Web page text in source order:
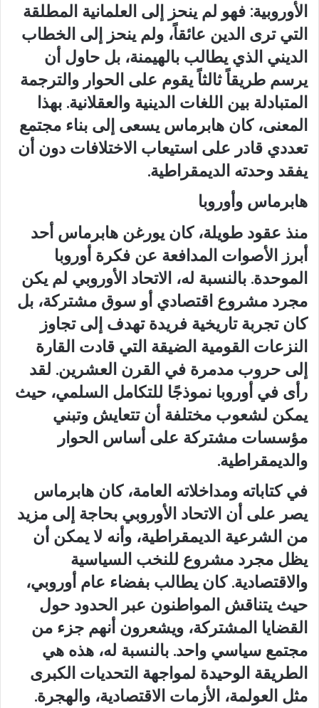
الأوروبية: فهو لم ينحز إلى العلمانية المطلقة
التي ترى الدين عائقاً، ولم ينحز إلى الخطاب
الديني الذي يطالب بالهيمنة، بل حاول أن
يرسم طريقاً ثالثاً يقوم على الحوار والترجمة
المتبادلة بين اللغات الدينية والعقلانية. بهذا
المعنى، كان هابرماس يسعى إلى بناء مجتمع
تعددي قادر على استيعاب الاختلافات دون أن
يفقد وحدته الديمقراطية.
هابرماس وأوروبا
منذ عقود طويلة، كان يورغن هابرماس أحد
أبرز الأصوات المدافعة عن فكرة أوروبا
الموحدة. بالنسبة له، الاتحاد الأوروبي لم يكن
مجرد مشروع اقتصادي أو سوق مشتركة، بل
كان تجربة تاريخية فريدة تهدف إلى تجاوز
النزعات القومية الضيقة التي قادت القارة
إلى حروب مدمرة في القرن العشرين. لقد
رأى في أوروبا نموذجًا للتكامل السلمي، حيث
يمكن لشعوب مختلفة أن تتعايش وتبني
مؤسسات مشتركة على أساس الحوار
والديمقراطية.
في كتاباته ومداخلاته العامة، كان هابرماس
يصر على أن الاتحاد الأوروبي بحاجة إلى مزيد
من الشرعية الديمقراطية، وأنه لا يمكن أن
يظل مجرد مشروع للنخب السياسية
والاقتصادية. كان يطالب بفضاء عام أوروبي،
حيث يتناقش المواطنون عبر الحدود حول
القضايا المشتركة، ويشعرون أنهم جزء من
مجتمع سياسي واحد. بالنسبة له، هذه هي
الطريقة الوحيدة لمواجهة التحديات الكبرى
مثل العولمة، الأزمات الاقتصادية، والهجرة.